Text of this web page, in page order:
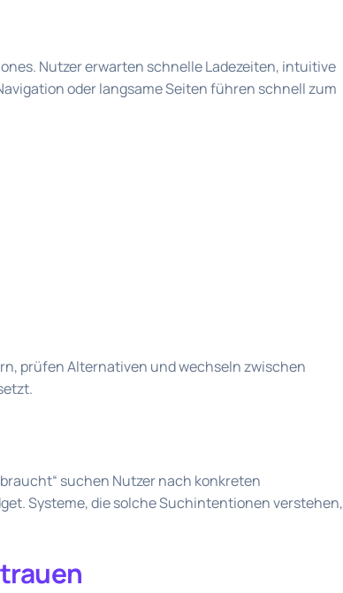
Nutzer erwarten schnelle Ladezeiten, intuitive
oder langsame Seiten führen schnell zum
prüfen Alternativen und wechseln zwischen
suchen Nutzer nach konkreten
Systeme, die solche Suchintentionen verstehen,